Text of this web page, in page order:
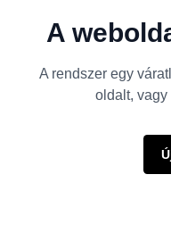
A
A rendszer egy
oldalt,